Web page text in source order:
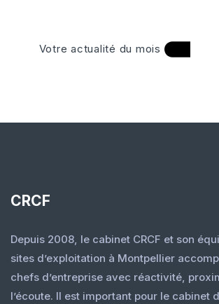
Votre actualité du mois
CRCF
Depuis 2008, le cabinet CRCF et son
sites d’exploitation à Montpellier
chefs d’entreprise avec réactivité,
l’écoute. Il est important pour le cabinet